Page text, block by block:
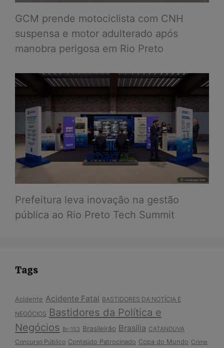
GCM prende motociclista com CNH
suspensa e motor adulterado após
manobra perigosa em Rio Preto
Prefeitura leva inovação na gestão
pública ao Rio Preto Tech Summit
Tags
Acidente Acidente Fatal BASTIDORES DA NOTÍCIA E
NEGÓCIOS Bastidores da Política e
Negócios Br-153 Brasileirão Brasília CATANDUVA
Concurso Público Conteúdo Patrocinado Copa do Mundo Crime